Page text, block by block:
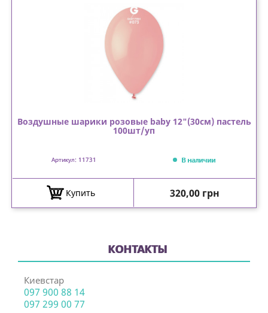
Воздушные шарики розовые baby 12"(30см) пастель
100шт/уп
Артикул: 11731 В наличии
Купить Цена
320,00 грн
КОНТАКТЫ
Киевстар
097 900 88 14
097 299 00 77